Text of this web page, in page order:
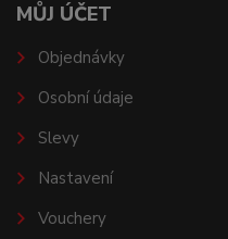
MŮJ ÚČET
Objednávky
Osobní údaje
Slevy
Nastavení
Vouchery